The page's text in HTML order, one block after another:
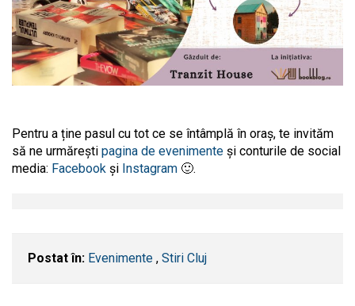
Pentru a ține pasul cu tot ce se întâmplă în oraș, te invităm
să ne urmărești pagina de evenimente și conturile de social
media: Facebook și Instagram 🙂.
Postat în: Evenimente , Stiri Cluj